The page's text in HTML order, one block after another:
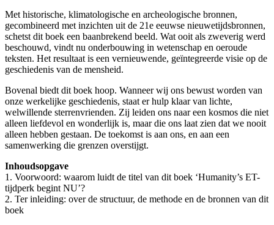
Met historische, klimatologische en archeologische bronnen,
gecombineerd met inzichten uit de 21e eeuwse nieuwetijdsbronnen,
schetst dit boek een baanbrekend beeld. Wat ooit als zweverig werd
beschouwd, vindt nu onderbouwing in wetenschap en oeroude
teksten. Het resultaat is een vernieuwende, geïntegreerde visie op de
geschiedenis van de mensheid.
Bovenal biedt dit boek hoop. Wanneer wij ons bewust worden van
onze werkelijke geschiedenis, staat er hulp klaar van lichte,
welwillende sterrenvrienden. Zij leiden ons naar een kosmos die niet
alleen liefdevol en wonderlijk is, maar die ons laat zien dat we nooit
alleen hebben gestaan. De toekomst is aan ons, en aan een
samenwerking die grenzen overstijgt.
Inhoudsopgave
1. Voorwoord: waarom luidt de titel van dit boek ‘Humanity’s ET-
tijdperk begint NU’?
2. Ter inleiding: over de structuur, de methode en de bronnen van dit
boek